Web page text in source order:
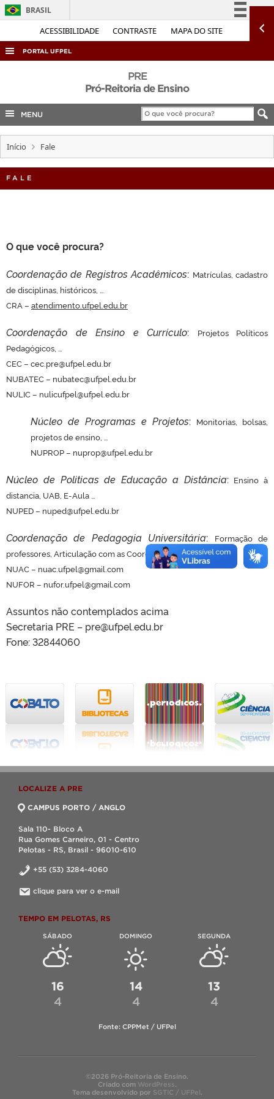
ACESSIBILIDADE CONTRASTE MAPA DO SITE
BRASIL
Simplifique!
Acesso à informação
Legislação
Canais
PORTAL UFPEL
COBALTO
CONCURSOS
INTERNACIONAL
PRE
Pró-Reitoria de Ensino
MENU
Início Fale
FALE
O que você procura?
Coordenação de Registros Acadêmicos: Matrículas, cadastro
de disciplinas, históricos, …
CRA – atendimento.ufpel.edu.br
Coordenação de Ensino e Currículo:
Projetos Políticos
Pedagógicos, …
CEC – cec.pre@ufpel.edu.br
NUBATEC – nubatec@ufpel.edu.br
NULIC – nulicufpel@ufpel.edu.br
Núcleo de Programas e Projetos: Monitorias, bolsas,
projetos de ensino, …
NUPROP – nuprop@ufpel.edu.br
Núcleo de Politicas de Educação a Distância: Ensino à
distancia, UAB, E-Aula …
NUPED – nuped@ufpel.edu.br
Coordenação de Pedagogia Universitária:
Formação de
professores, Articulação com as Coordenações de cursos…
NUAC – nuac.ufpel@gmail.com
NUFOR – nufor.ufpel@gmail.com
Assuntos não contemplados acima
Secretaria PRE – pre@ufpel.edu.br
Fone: 32844060
LOCALIZE A PRE
CAMPUS PORTO / ANGLO
Sala 110- Bloco A
Rua Gomes Carneiro, 01 - Centro
Pelotas - RS, Brasil - 96010-610
+55 (53) 3284-4060
clique para ver o e-mail
TEMPO EM PELOTAS, RS
SÁBADO
16
4
DOMINGO
14
4
SEGUNDA
13
4
Fonte: CPPMet / UFPel
©2026 Pró-Reitoria de Ensino.
Criado com WordPress.
Tema desenvolvido por SGTIC / UFPel.